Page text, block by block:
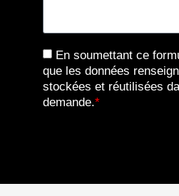
En soumettant ce
que les données
stockées et réutilisées
demande.*